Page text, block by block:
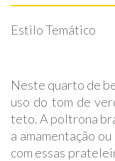
Estilo Temático
Neste quarto de
uso do tom de
teto. A poltrona
a amamentação
com essas